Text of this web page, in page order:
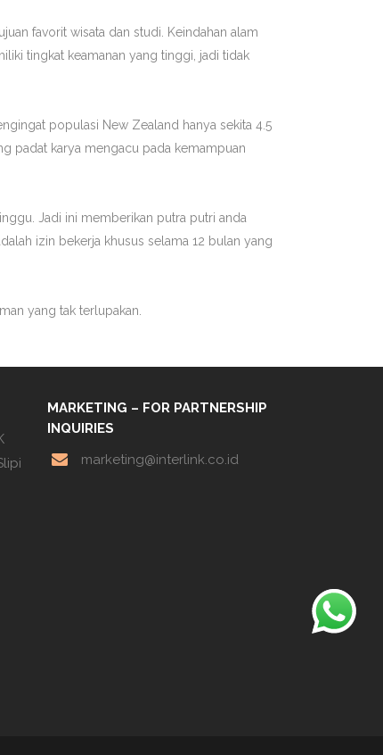
favorit wisata dan studi. Keindahan alam
tingkat keamanan yang tinggi, jadi tidak
populasi New Zealand hanya sekita 4.5
padat karya mengacu pada kemampuan
Jadi ini memberikan putra putri anda
izin bekerja khusus selama 12 bulan yang
yang tak terlupakan.
MARKETING – FOR PARTNERSHIP
INQUIRIES
marketing@interlink.co.id